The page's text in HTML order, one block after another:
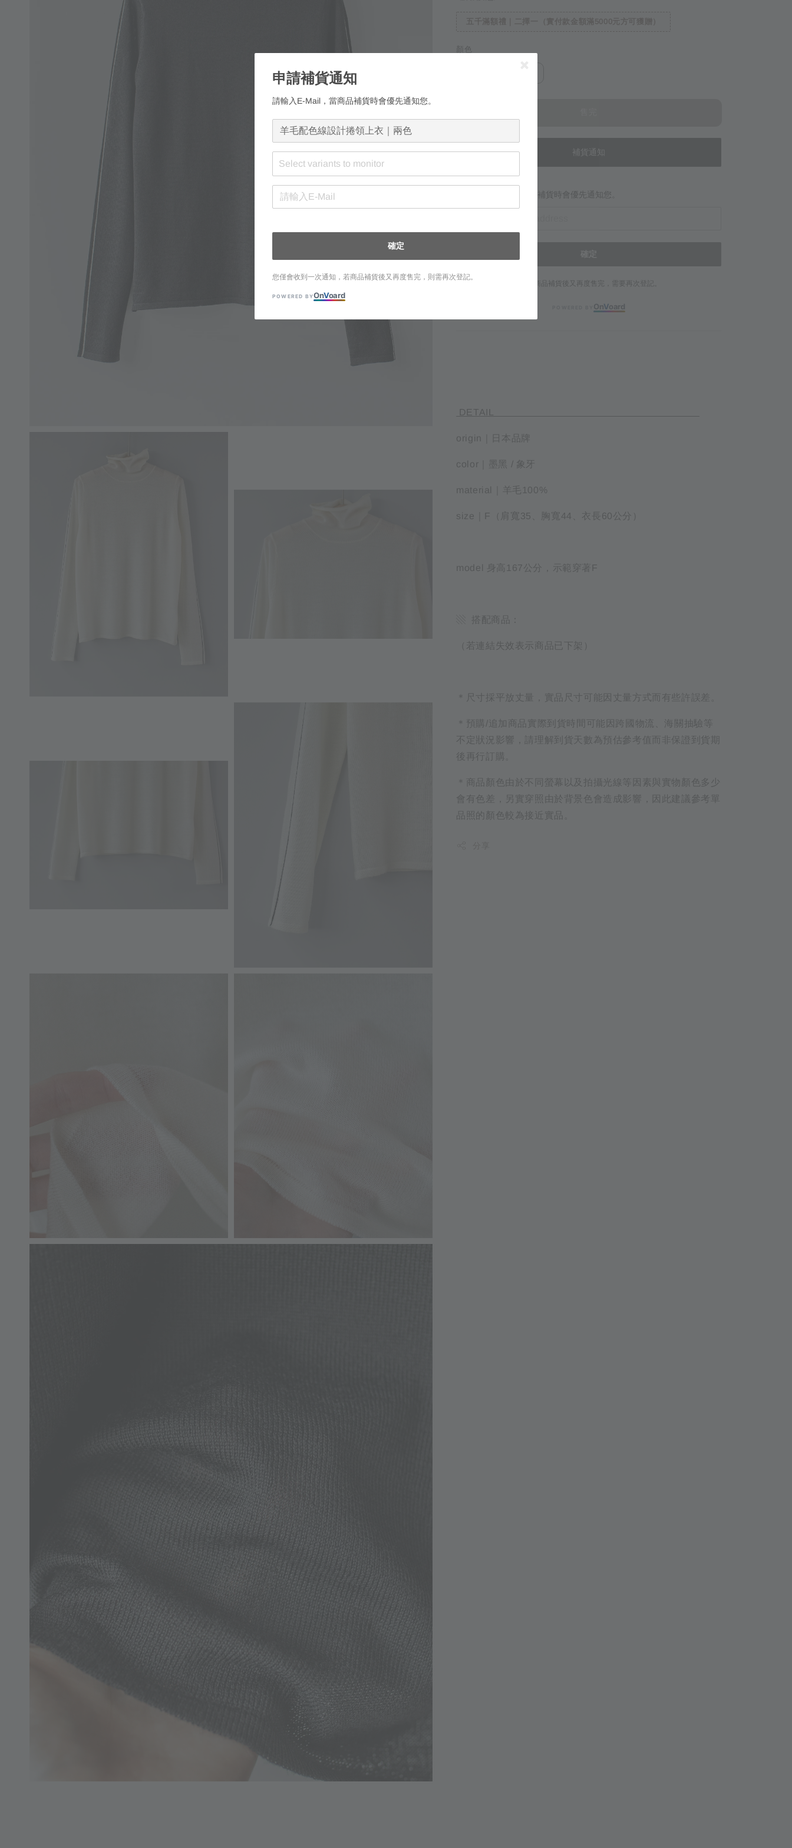
顏色
補貨通知
申請補貨通知
請輸入E-Mail，當商品補貨時會優先通知您。
您僅會收到一次通知，若商品補貨後又再度售完，需要再次登記。
OnVoard
DETAIL
origin｜日本品牌
color｜墨黑 / 象牙
material｜羊毛100%
size｜F（肩寬35、胸寬44、衣長60公分）
model 身高167公分，示範穿著F
▧ 搭配商品：
（若連結失效表示商品已下架）
＊尺寸採平放丈量，實品尺寸可能因丈量方式而有些許誤差。
＊預購/追加商品實際到貨時間可能因跨國物流、海關抽驗等
不定狀況影響，請理解到貨天數為預估參考值而非保證到貨期
後再行訂購。
＊商品顏色由於不同螢幕以及拍攝光線等因素與實物顏色多少
會有色差，另實穿照由於背景色會造成影響，因此建議參考單
品照的顏色較為接近實品。
申請補貨通知
請輸入E-Mail，當商品補貨時會優先通知您。
Select variants to monitor
確定
您僅會收到一次通知，若商品補貨後又再度售完，則需再次登記。
POWERED BYOnVoard